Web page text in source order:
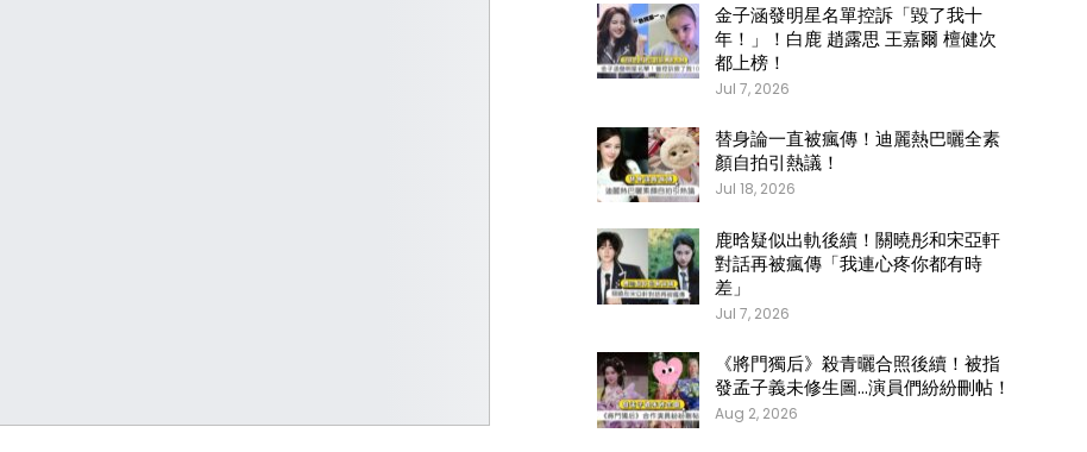
金子涵發明星名單控訴「毀了我十
年！」！白鹿 趙露思 王嘉爾 檀健次
都上榜！
Jul 7, 2026
替身論一直被瘋傳！迪麗熱巴曬全素
顏自拍引熱議！
Jul 18, 2026
鹿晗疑似出軌後續！關曉彤和宋亞軒
對話再被瘋傳「我連心疼你都有時
差」
Jul 7, 2026
《將門獨后》殺青曬合照後續！被指
發孟子義未修生圖…演員們紛紛刪帖！
Aug 2, 2026